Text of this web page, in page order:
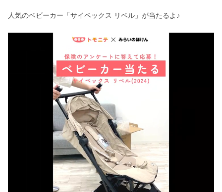
人気のベビーカー「サイベックス リベル」が当たるよ♪